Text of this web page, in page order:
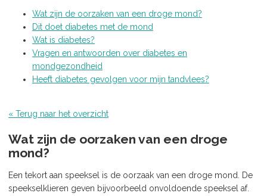
Wat zijn de oorzaken van een droge mond?
Dit doet diabetes met de mond
Wat is diabetes?
Vragen en antwoorden over diabetes en
mondgezondheid
Heeft diabetes gevolgen voor mijn tandvlees?
« Terug naar het overzicht
Wat zijn de oorzaken van een droge
mond?
Een tekort aan speeksel is de oorzaak van een droge mond. De
speekselklieren geven bijvoorbeeld onvoldoende speeksel af.